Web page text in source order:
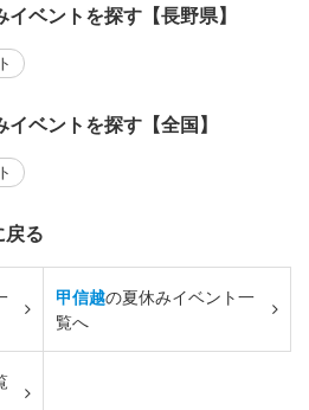
ベントを探す【長野県】
ベントを探す【全国】
る
甲信越の夏休みイベント一
覧へ